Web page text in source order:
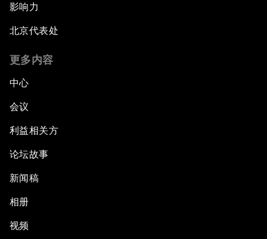
影响力
北京代表处
更多内容
中心
会议
利益相关方
论坛故事
新闻稿
相册
视频